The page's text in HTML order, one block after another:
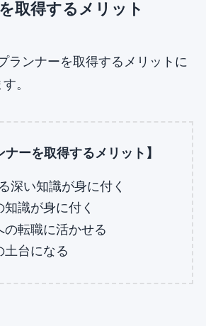
取得するメリット
ランナーを取得するメリットに
。
ナーを取得するメリット】
深い知識が身に付く
識が身に付く
の転職に活かせる
土台になる